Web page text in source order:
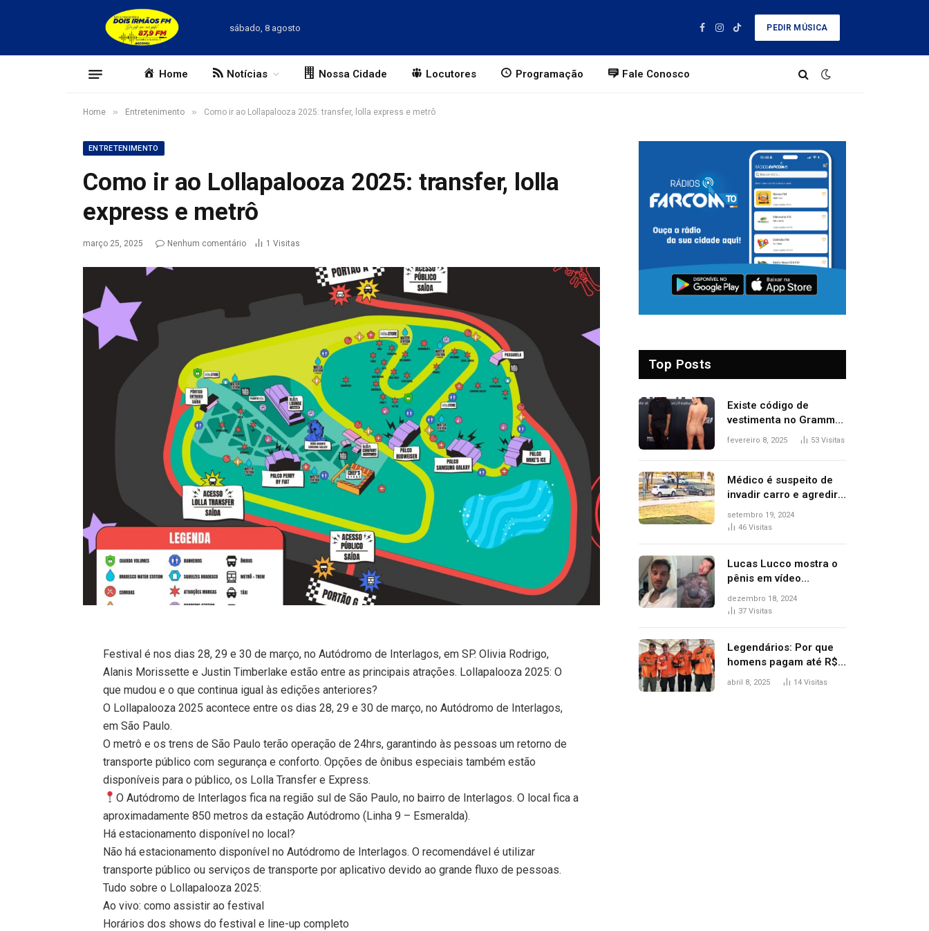
sábado, 8 agosto
Facebook
Instagram
TikTok
PEDIR MÚSICA
Home Notícias Nossa Cidade Locutores Programação Fale Conosco
Home » Entretenimento » Como ir ao Lollapalooza 2025: transfer, lolla express e metrô
ENTRETENIMENTO
Como ir ao Lollapalooza 2025: transfer, lolla
express e metrô
março 25, 2025 Nenhum comentário 1 Visitas
Festival é nos dias 28, 29 e 30 de março, no Autódromo de Interlagos, em SP. Olivia Rodrigo,
Alanis Morissette e Justin Timberlake estão entre as principais atrações. Lollapalooza 2025: O
que mudou e o que continua igual às edições anteriores?
O Lollapalooza 2025 acontece entre os dias 28, 29 e 30 de março, no Autódromo de Interlagos,
em São Paulo.
O metrô e os trens de São Paulo terão operação de 24hrs, garantindo às pessoas um retorno de
transporte público com segurança e conforto. Opções de ônibus especiais também estão
disponíveis para o público, os Lolla Transfer e Express.
O Autódromo de Interlagos fica na região sul de São Paulo, no bairro de Interlagos. O local fica a
aproximadamente 850 metros da estação Autódromo (Linha 9 – Esmeralda).
Há estacionamento disponível no local?
Não há estacionamento disponível no Autódromo de Interlagos. O recomendável é utilizar
transporte público ou serviços de transporte por aplicativo devido ao grande fluxo de pessoas.
Tudo sobre o Lollapalooza 2025:
Ao vivo: como assistir ao festival
Horários dos shows do festival e line-up completo
Top Posts
Existe código de
vestimenta no Grammy?
Questionamento surgiu
aparecer nua na
premiação
fevereiro 8, 2025 53 Visitas
Médico é suspeito de
invadir carro e agredir
delegado aposentado
durante confusão no
setembro 19, 2024
46 Visitas
Lucas Lucco mostra o
pênis em vídeo
tomando banho, apaga
post e diz ‘foi mal’
dezembro 18, 2024
37 Visitas
Legendários: Por que
homens pagam até R$
81 mil para subir
abril 8, 2025 14 Visitas